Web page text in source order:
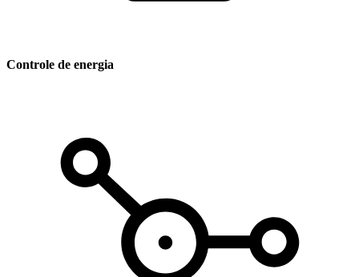
Controle de energia